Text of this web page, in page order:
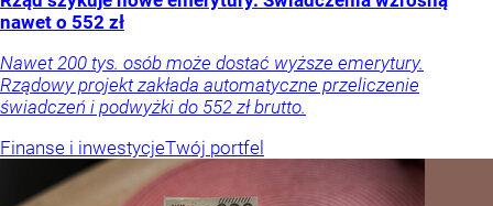
nawet o 552 zł
Nawet 200 tys. osób może dostać wyższe emerytury.
Rządowy projekt zakłada automatyczne przeliczenie
świadczeń i podwyżki do 552 zł brutto.
Finanse i inwestycjeTwój portfel